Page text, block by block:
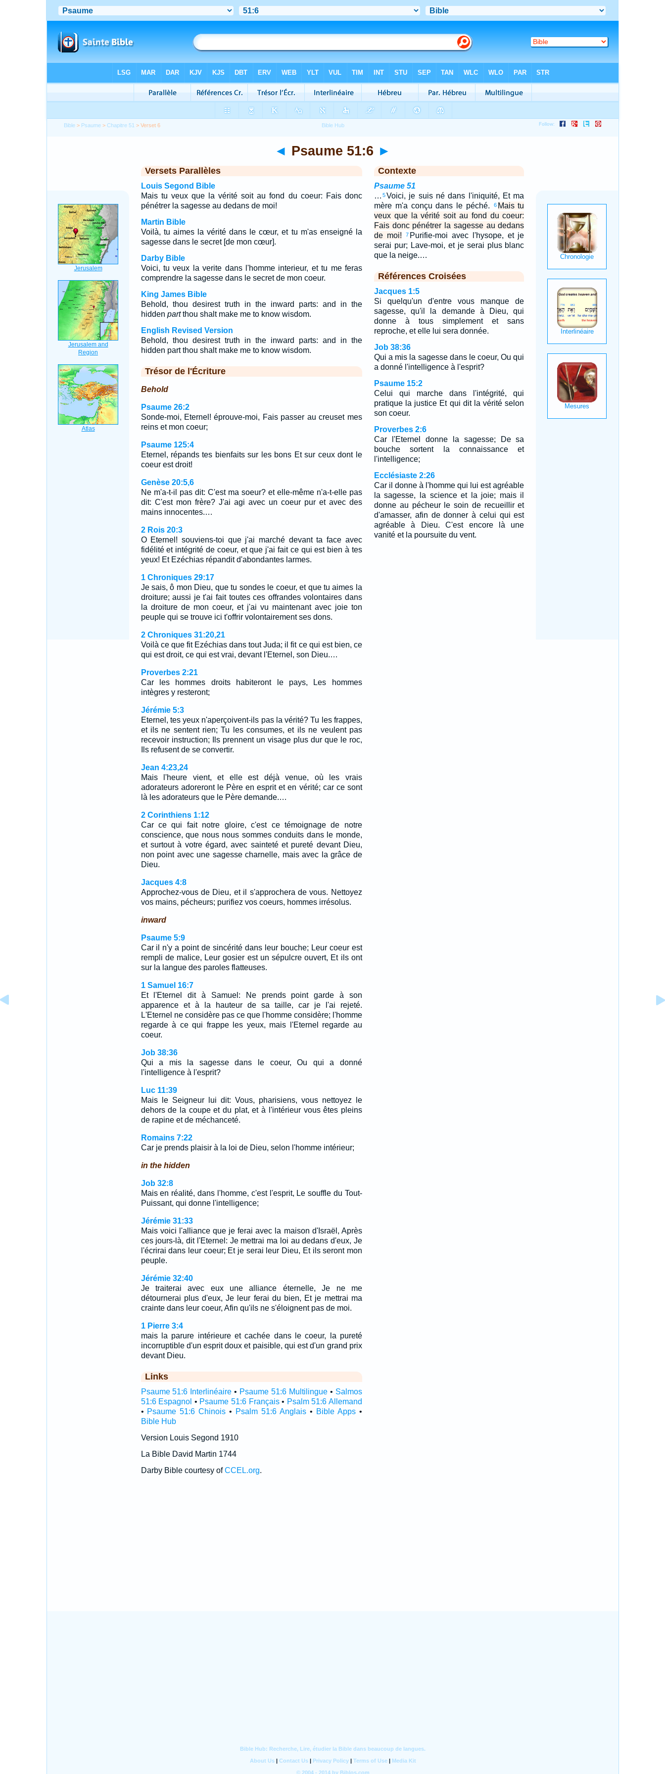
Bible > Psaume >Chapitre 51 > Verset 6
◄ Psaume 51:6 ►
Versets Parallèles
Louis Segond Bible
Mais tu veux que la vérité soit au fond du coeur: Fais donc
pénétrer la sagesse au dedans de moi!
Martin Bible
Voilà, tu aimes la vérité dans le cœur, et tu m'as enseigné la
sagesse dans le secret [de mon cœur].
Darby Bible
Voici, tu veux la verite dans l'homme interieur, et tu me feras
comprendre la sagesse dans le secret de mon coeur.
King James Bible
Behold, thou desirest truth in the inward parts: and in the
hidden partthou shalt make me to know wisdom.
English Revised Version
Behold, thou desirest truth in the inward parts: and in the
hidden part thou shalt make me to know wisdom.
Trésor de l'Écriture
Behold
Psaume 26:2
Sonde-moi, Eternel! éprouve-moi, Fais passer au creuset mes
reins et mon coeur;
Psaume 125:4
Eternel, répands tes bienfaits sur les bons Et sur ceux dont le
coeur est droit!
Genèse 20:5,6
Ne m'a-t-il pas dit: C'est ma soeur? et elle-même n'a-t-elle pas
dit: C'est mon frère? J'ai agi avec un coeur pur et avec des
mains innocentes.…
2 Rois 20:3
O Eternel! souviens-toi que j'ai marché devant ta face avec
fidélité et intégrité de coeur, et que j'ai fait ce qui est bien à tes
yeux! Et Ezéchias répandit d'abondantes larmes.
1 Chroniques 29:17
Je sais, ô mon Dieu, que tu sondes le coeur, et que tu aimes la
droiture; aussi je t'ai fait toutes ces offrandes volontaires dans
la droiture de mon coeur, et j'ai vu maintenant avec joie ton
peuple qui se trouve ici t'offrir volontairement ses dons.
2 Chroniques 31:20,21
Voilà ce que fit Ezéchias dans tout Juda; il fit ce qui est bien, ce
qui est droit, ce qui est vrai, devant l'Eternel, son Dieu.…
Proverbes 2:21
Car les hommes droits habiteront le pays, Les hommes
intègres y resteront;
Jérémie 5:3
Eternel, tes yeux n'aperçoivent-ils pas la vérité? Tu les frappes,
et ils ne sentent rien; Tu les consumes, et ils ne veulent pas
recevoir instruction; Ils prennent un visage plus dur que le roc,
Ils refusent de se convertir.
Jean 4:23,24
Mais l'heure vient, et elle est déjà venue, où les vrais
adorateurs adoreront le Père en esprit et en vérité; car ce sont
là les adorateurs que le Père demande.…
2 Corinthiens 1:12
Car ce qui fait notre gloire, c'est ce témoignage de notre
conscience, que nous nous sommes conduits dans le monde,
et surtout à votre égard, avec sainteté et pureté devant Dieu,
non point avec une sagesse charnelle, mais avec la grâce de
Dieu.
Jacques 4:8
Approchez-vous de Dieu, et il s'approchera de vous. Nettoyez
vos mains, pécheurs; purifiez vos coeurs, hommes irrésolus.
inward
Psaume 5:9
Car il n'y a point de sincérité dans leur bouche; Leur coeur est
rempli de malice, Leur gosier est un sépulcre ouvert, Et ils ont
sur la langue des paroles flatteuses.
1 Samuel 16:7
Et l'Eternel dit à Samuel: Ne prends point garde à son
apparence et à la hauteur de sa taille, car je l'ai rejeté.
L'Eternel ne considère pas ce que l'homme considère; l'homme
regarde à ce qui frappe les yeux, mais l'Eternel regarde au
coeur.
Job 38:36
Qui a mis la sagesse dans le coeur, Ou qui a donné
l'intelligence à l'esprit?
Luc 11:39
Mais le Seigneur lui dit: Vous, pharisiens, vous nettoyez le
dehors de la coupe et du plat, et à l'intérieur vous êtes pleins
de rapine et de méchanceté.
Romains 7:22
Car je prends plaisir à la loi de Dieu, selon l'homme intérieur;
in the hidden
Job 32:8
Mais en réalité, dans l'homme, c'est l'esprit, Le souffle du Tout-
Puissant, qui donne l'intelligence;
Jérémie 31:33
Mais voici l'alliance que je ferai avec la maison d'Israël, Après
ces jours-là, dit l'Eternel: Je mettrai ma loi au dedans d'eux, Je
l'écrirai dans leur coeur; Et je serai leur Dieu, Et ils seront mon
peuple.
Jérémie 32:40
Je traiterai avec eux une alliance éternelle, Je ne me
détournerai plus d'eux, Je leur ferai du bien, Et je mettrai ma
crainte dans leur coeur, Afin qu'ils ne s'éloignent pas de moi.
1 Pierre 3:4
mais la parure intérieure et cachée dans le coeur, la pureté
incorruptible d'un esprit doux et paisible, qui est d'un grand prix
devant Dieu.
Links
Psaume 51:6 Interlinéaire • Psaume 51:6 Multilingue • Salmos
51:6 Espagnol • Psaume 51:6 Français• Psalm 51:6 Allemand
• Psaume 51:6 Chinois • Psalm 51:6 Anglais • Bible Apps •
Bible Hub
Version Louis Segond 1910
La Bible David Martin 1744
Darby Bible courtesy ofCCEL.org.
Contexte
Psaume 51
… 5Voici, je suis né dans l'iniquité, Et ma
mère m'a conçu dans le péché.
6 Mais tu
veux que la vérité soit au fond du coeur:
Fais donc pénétrer la sagesse au dedans
de moi!
7 Purifie-moi avec l'hysope, et je
serai pur; Lave-moi, et je serai plus blanc
que la neige.…
Références Croisées
Jacques 1:5
Si quelqu'un d'entre vous manque de
sagesse, qu'il la demande à Dieu, qui
donne à tous simplement et sans
reproche, et elle lui sera donnée.
Job 38:36
Qui a mis la sagesse dans le coeur, Ou qui
a donné l'intelligence à l'esprit?
Psaume 15:2
Celui qui marche dans l'intégrité, qui
pratique la justice Et qui dit la vérité selon
son coeur.
Proverbes 2:6
Car l'Eternel donne la sagesse; De sa
bouche sortent la connaissance et
l'intelligence;
Ecclésiaste 2:26
Car il donne à l'homme qui lui est agréable
la sagesse, la science et la joie; mais il
donne au pécheur le soin de recueillir et
d'amasser, afin de donner à celui qui est
agréable à Dieu. C'est encore là une
vanité et la poursuite du vent.